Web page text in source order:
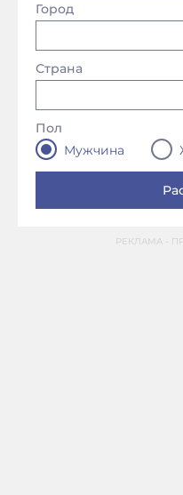
Страна
Город
Пол
Мужчина
РЕКЛАМА -